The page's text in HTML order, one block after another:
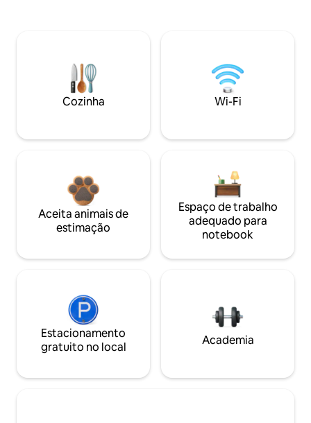
Cozinha Wi-Fi
Aceita animais de
estimação
Espaço de trabalho
adequado para
notebook
Estacionamento
gratuito no local
Academia